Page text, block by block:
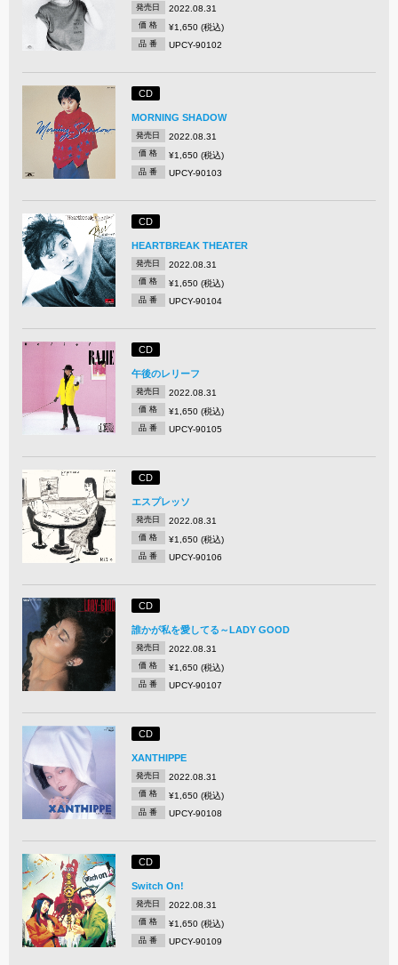
発売日 2022.08.31
価 格 ¥1,650 (税込)
品 番 UPCY-90102
CD
MORNING SHADOW
発売日 2022.08.31
価 格 ¥1,650 (税込)
品 番 UPCY-90103
CD
HEARTBREAK THEATER
発売日 2022.08.31
価 格 ¥1,650 (税込)
品 番 UPCY-90104
CD
午後のレリーフ
発売日 2022.08.31
価 格 ¥1,650 (税込)
品 番 UPCY-90105
CD
エスプレッソ
発売日 2022.08.31
価 格 ¥1,650 (税込)
品 番 UPCY-90106
CD
誰かが私を愛してる～LADY GOOD
発売日 2022.08.31
価 格 ¥1,650 (税込)
品 番 UPCY-90107
CD
XANTHIPPE
発売日 2022.08.31
価 格 ¥1,650 (税込)
品 番 UPCY-90108
CD
Switch On!
発売日 2022.08.31
価 格 ¥1,650 (税込)
品 番 UPCY-90109